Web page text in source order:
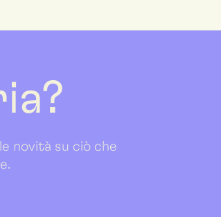
novità su ciò che